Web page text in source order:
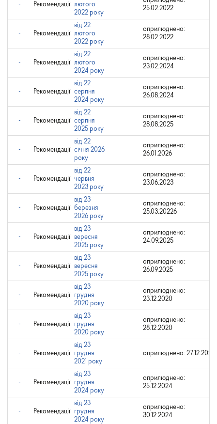
- Рекомендації лютого
2022 року
25.02.2022
- Рекомендації
від 22
лютого
2022 року
оприлюднено:
28.02.2022
- Рекомендації
від 22
лютого
2024 року
оприлюднено:
23.02.2024
- Рекомендації
від 22
серпня
2024 року
оприлюднено:
26.08.2024
- Рекомендації
від 22
серпня
2025 року
оприлюднено:
28.08.2025
- Рекомендації
від 22
січня 2026
року
оприлюднено:
26.01.2026
- Рекомендації
від 22
червня
2023 року
оприлюднено:
23.06.2023
- Рекомендації
від 23
березня
2026 року
оприлюднено:
25.03.20226
- Рекомендації
від 23
вересня
2025 року
оприлюднено:
24.09.2025
- Рекомендації
від 23
вересня
2025 року
оприлюднено:
26.09.2025
- Рекомендації
від 23
грудня
2020 року
оприлюднено:
23.12.2020
- Рекомендації
від 23
грудня
2020 року
оприлюднено:
28.12.2020
- Рекомендації
від 23
грудня
2021 року
оприлюднено: 27.12.2021
- Рекомендації
від 23
грудня
2024 року
оприлюднено:
25.12.2024
- Рекомендації
від 23
грудня
2024 року
оприлюднено:
30.12.2024